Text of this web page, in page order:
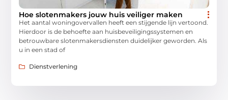
Hoe slotenmakers jouw huis veiliger maken
Het aantal woningovervallen heeft een stijgende lijn vertoond.
Hierdoor is de behoefte aan huisbeveiligingssystemen en
betrouwbare slotenmakersdiensten duidelijker geworden. Als
u in een stad of
Dienstverlening